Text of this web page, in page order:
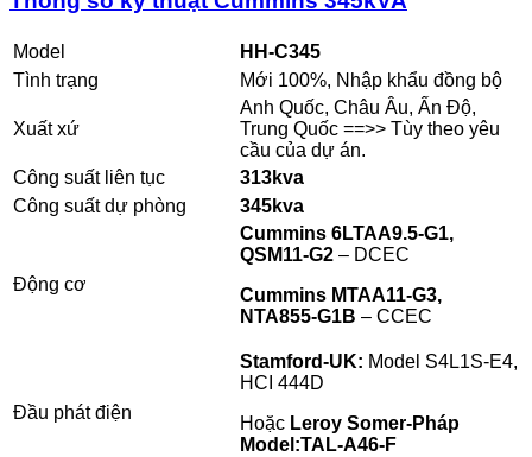
Model
HH-C345
Tình trạng
Mới 100%, Nhập khẩu đồng bộ
Xuất xứ
Anh Quốc, Châu Âu, Ấn Độ,
Trung Quốc ==>> Tùy theo yêu
cầu của dự án.
Công suất liên tục
313kva
Công suất dự phòng
345kva
Động cơ
Cummins 6LTAA9.5-G1,
QSM11-G2 – DCEC
Cummins MTAA11-G3,
NTA855-G1B – CCEC
Đầu phát điện
Stamford-UK: Model S4L1S-E4,
HCI 444D
Hoặc Leroy Somer-Pháp
Model:TAL-A46-F